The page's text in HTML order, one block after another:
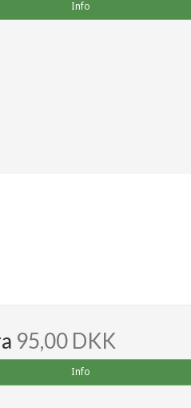
Info
95,00 DKK
Info